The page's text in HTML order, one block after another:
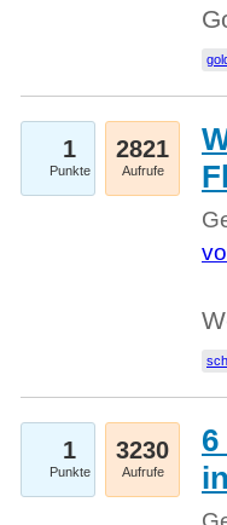
1
Punkte
2821
Aufrufe
1
Punkte
3230
Aufrufe